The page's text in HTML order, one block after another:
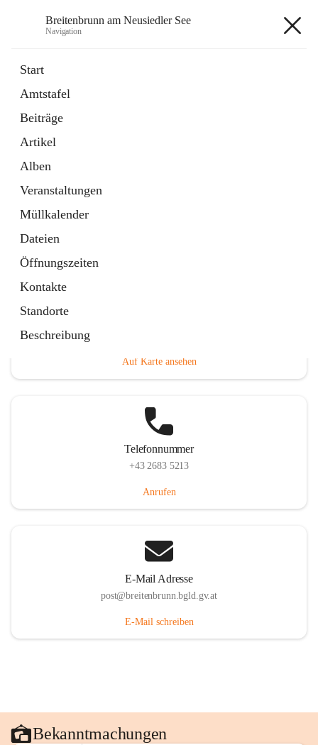
Breitenbrunn am Neusiedler See
Navigation
Start
Amtstafel
Beiträge
Artikel
Alben
Veranstaltungen
Müllkalender
Dateien
Öffnungszeiten
Kontakte
Standorte
Beschreibung
18 Schnellzugriffe
Gemeindeservice
Auf Karte ansehen
Telefonnummer
+43 2683 5213
Anrufen
E-Mail Adresse
post@breitenbrunn.bgld.gv.at
E-Mail schreiben
Bekanntmachungen